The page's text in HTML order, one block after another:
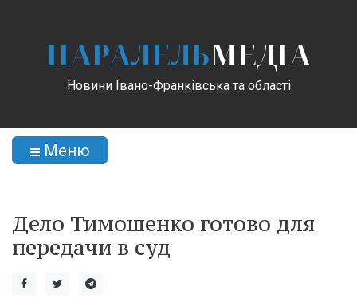
ПАРАЛЕЛЬМЕДІА
Новини Івано-Франківська та області
Меню
Дело Тимошенко готово для
передачи в суд